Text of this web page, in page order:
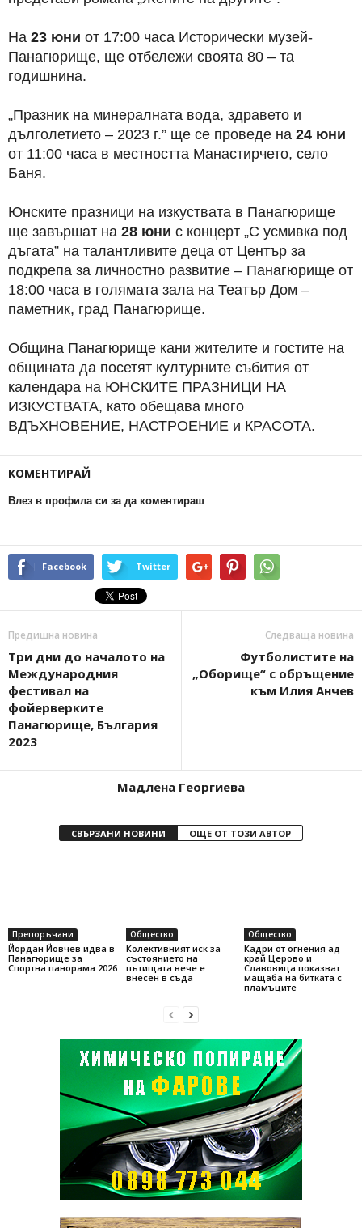
На 23 юни от 17:00 часа Исторически музей-
Панагюрище, ще отбележи своята 80 – та
годишнина.
„Празник на минералната вода, здравето и
дълголетието – 2023 г.” ще се проведе на 24 юни
от 11:00 часа в местността Манастирчето, село
Баня.
Юнските празници на изкуствата в Панагюрище
ще завършат на 28 юни с концерт „С усмивка под
дъгата” на талантливите деца от Център за
подкрепа за личностно развитие – Панагюрище от
18:00 часа в голямата зала на Театър Дом –
паметник, град Панагюрище.
Община Панагюрище кани жителите и гостите на
общината да посетят културните събития от
календара на ЮНСКИТЕ ПРАЗНИЦИ НА
ИЗКУСТВАТА, като обещава много
ВДЪХНОВЕНИЕ, НАСТРОЕНИЕ и КРАСОТА.
КОМЕНТИРАЙ
Влез в профила си за да коментираш
Facebook Twitter
Предишна новина
Три дни до началото на
Международния
фестивал на
фойерверките
Панагюрище, България
2023
Следваща новина
Футболистите на
„Оборище“ с обръщение
към Илия Анчев
Мадлена Георгиева
СВЪРЗАНИ НОВИНИ ОЩЕ ОТ ТОЗИ АВТОР
Препоръчани
Йордан Йовчев идва в
Панагюрище за
Спортна панорама 2026
Общество
Колективният иск за
състоянието на
пътищата вече е
внесен в съда
Общество
Кадри от огнения ад
край Церово и
Славовица показват
мащаба на битката с
пламъците